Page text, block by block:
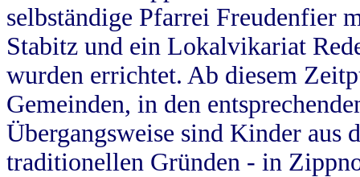
selbständige Pfarrei Freudenfier
Stabitz und ein Lokalvikariat
wurden errichtet. Ab diesem
Gemeinden, in den
Übergangsweise sind Kinder aus
traditionellen Gründen - in